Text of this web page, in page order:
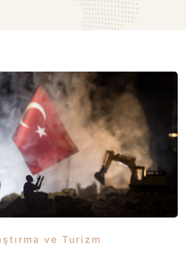
ve Turizm